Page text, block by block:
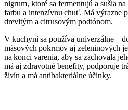
nigrum, ktoré sa fermentujú a sušia
farbu a intenzívnu chuť. Má výrazne
drevitým a citrusovým podtónom.
V kuchyni sa používa univerzálne –
mäsových pokrmov aj zeleninových
na konci varenia, aby sa zachovala
má aj zdravotné benefity, podporuje
živín a má antibakteriálne účinky.